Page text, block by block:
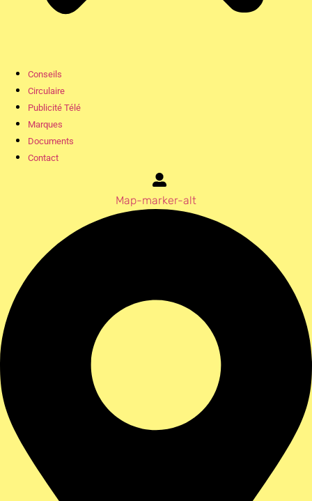
Conseils
Circulaire
Publicité Télé
Marques
Documents
Contact
Map-marker-alt